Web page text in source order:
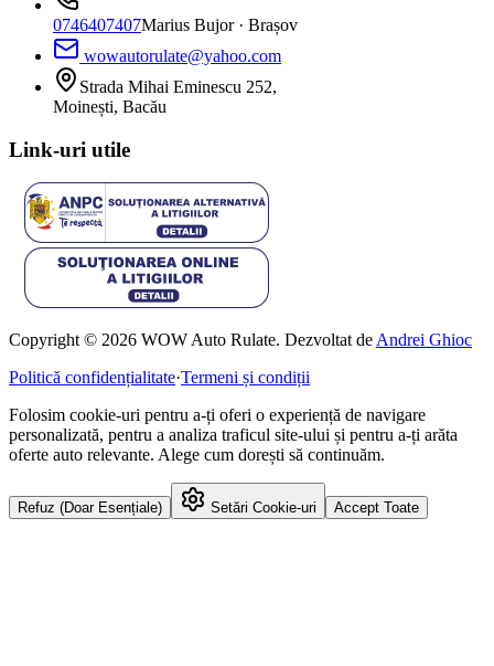
0746407407Marius Bujor · Brașov
wowautorulate@yahoo.com
Strada Mihai Eminescu 252,
Moinești, Bacău
Link-uri utile
Copyright © 2026 WOW Auto Rulate. Dezvoltat de Andrei Ghioc
Politică confidențialitate·Termeni și condiții
Folosim cookie-uri pentru a-ți oferi o experiență de navigare
personalizată, pentru a analiza traficul site-ului și pentru a-ți arăta
oferte auto relevante. Alege cum dorești să continuăm.
Refuz (Doar Esențiale) Setări Cookie-uri Accept Toate